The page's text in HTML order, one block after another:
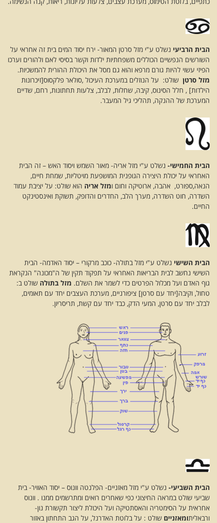
הבית הרביעי נשלט ע"י מזל סרטן המאור- ירח יסוד המים בית זה אחראי על
השורשים הנפשיים הכוללים משפחתיות ילדות וקשר בסיסי לאם ולהורים וערכו
הפיזי עשוי להיות גורם מרפא והוא גם מסל את היכולת ההורית להמשכיות.
מזל סרטן שולט: על הנוזלים במערכת העיכול ,סולאר פלקסוס[זיכרונות
הילדות] , חלל הסינוס, קיבה, שחלות, לבלב, צלעות תחתונות, רחם, שדיים
המערכת של ההנקה, תהליכי גיל המעבר.
הבית החמישי- נשלט ע"י מזל אריה- מאור השמש ויסוד האש – זה הבית
האחראי על יכולת היצירה הגופנית המושפעת מויטליות, שמחת חיים,
הנאה,ספורט, אהבה, ארוטיקה וחום ומזל אריה הוא שולט: על יציבת עמוד
השדרה, חוט השדרה, מערך הלב, החדרים והדופק, תשוקת ואינסטינקט
החיים.
הבית השישי נשלט ע"י מזל בתולה- כוכב מרקורי – יסוד האדמה- הבית
השישי נחשב לבית הבריאות האחראי על תפקוד תקין של ה"מכונה" הנקראת
גוף האדם ועל מכלול הפרטים כדי לשמר את השלם. מזל בתולה שולט ב:
טחול, וקיבה[יחד עם סרטן] ציפורניים, מערכת העצבים יחד עם תאומים,
לבלב יחד עם סרטן, המעי הדק, כבד יחד עם קשת, תריסריון.
הבית השביעי- נשלט ע"י מזל מאזניים- הפלנטה וונוס – יסוד האוויר- בית
שביעי שולט במראה החיצוני כפי שאחרים רואים ומתרשמים ממנו . וונוס
אחראית על הסימטריה והאסתטיקה ועל היכולת ליצור תקשורת נון-
ורבאליתומאזניים שולט : על בלוטת האדרנל, על הגב התחתון באזור